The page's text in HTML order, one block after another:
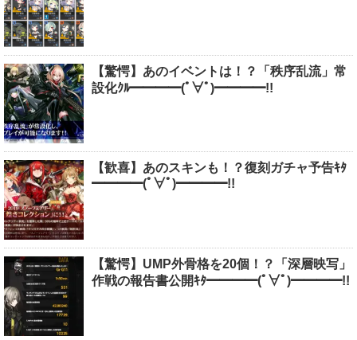
【驚愕】あのイベントは！？「秩序乱流」常
設化ｸﾙ━━━━(ﾟ∀ﾟ)━━━━!!
【歓喜】あのスキンも！？復刻ガチャ予告ｷﾀ
━━━━(ﾟ∀ﾟ)━━━━!!
【驚愕】UMP外骨格を20個！？「深層映写」
作戦の報告書公開ｷﾀ━━━━(ﾟ∀ﾟ)━━━━!!